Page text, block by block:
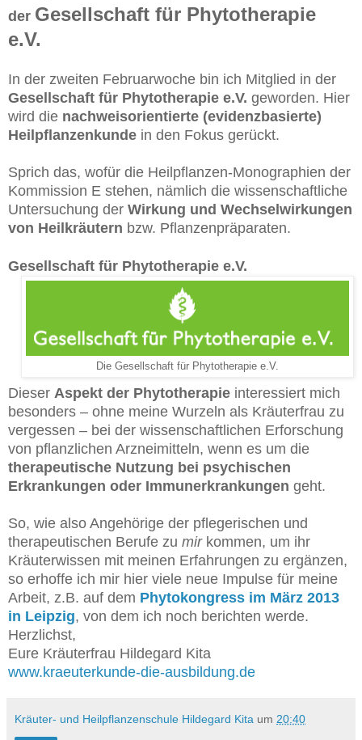
der Gesellschaft für Phytotherapie
e.V.
In der zweiten Februarwoche bin ich Mitglied in der
Gesellschaft für Phytotherapie e.V. geworden. Hier
wird die nachweisorientierte (evidenzbasierte)
Heilpflanzenkunde in den Fokus gerückt.
Sprich das, wofür die Heilpflanzen-Monographien der
Kommission E stehen, nämlich die wissenschaftliche
Untersuchung der Wirkung und Wechselwirkungen
von Heilkräutern bzw. Pflanzenpräparaten.
Gesellschaft für Phytotherapie e.V.
Die Gesellschaft für Phytotherapie e.V.
Dieser Aspekt der Phytotherapie interessiert mich
besonders – ohne meine Wurzeln als Kräuterfrau zu
vergessen – bei der wissenschaftlichen Erforschung
von pflanzlichen Arzneimitteln, wenn es um die
therapeutische Nutzung bei psychischen
Erkrankungen oder Immunerkrankungen geht.
So, wie also Angehörige der pflegerischen und
therapeutischen Berufe zu mirkommen, um ihr
Kräuterwissen mit meinen Erfahrungen zu ergänzen,
so erhoffe ich mir hier viele neue Impulse für meine
Arbeit, z.B. auf dem Phytokongress im März 2013
in Leipzig, von dem ich noch berichten werde.
Herzlichst,
Eure Kräuterfrau Hildegard Kita
www.kraeuterkunde-die-ausbildung.de
Kräuter- und Heilpflanzenschule Hildegard Kita um 20:40